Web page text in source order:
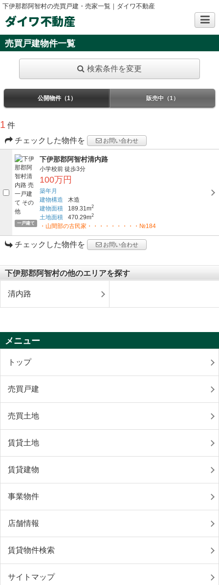
下伊那郡阿智村の売買戸建・売家一覧｜ダイワ不動産
ダイワ不動産
売買戸建物件一覧
検索条件を変更
公開物件（1） 販売中（1）
1 件
チェックした物件を
お問い合わせ
一戸建て
下伊那郡阿智村清内路
小学校前 徒歩3分
100万円
築年月
建物構造
木造
建物面積
189.31m2
土地面積 470.29m2
・山間部の古民家・・・・・・・・・№184
チェックした物件を お問い合わせ
下伊那郡阿智村の他のエリアを探す
清内路
メニュー
トップ
売買戸建
売買土地
賃貸土地
賃貸建物
事業物件
店舗情報
賃貸物件検索
サイトマップ